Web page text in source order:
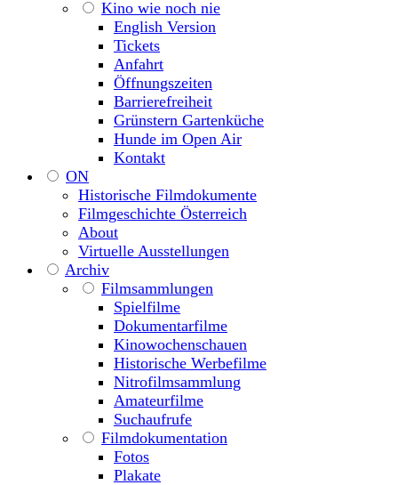
Kino wie noch nie
English Version
Tickets
Anfahrt
Öffnungszeiten
Barrierefreiheit
Grünstern Gartenküche
Hunde im Open Air
Kontakt
ON
Historische Filmdokumente
Filmgeschichte Österreich
About
Virtuelle Ausstellungen
Archiv
Filmsammlungen
Spielfilme
Dokumentarfilme
Kinowochenschauen
Historische Werbefilme
Nitrofilmsammlung
Amateurfilme
Suchaufrufe
Filmdokumentation
Fotos
Plakate